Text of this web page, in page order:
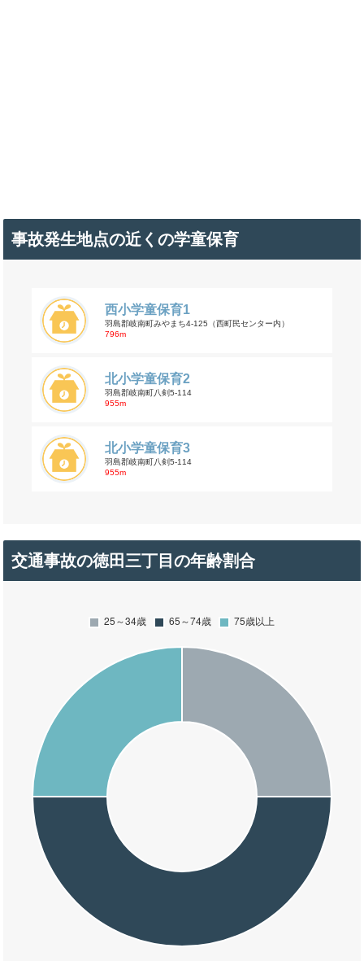
事故発生地点の近くの学童保育
西小学童保育1
羽島郡岐南町みやまち4-125（西町民センター内）
796m
北小学童保育2
羽島郡岐南町八剣5-114
955m
北小学童保育3
羽島郡岐南町八剣5-114
955m
交通事故の徳田三丁目の年齢割合